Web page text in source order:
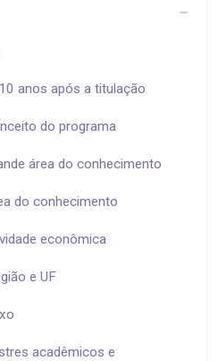
anos após a titulação
do programa
área do conhecimento
do conhecimento
econômica
e UF
acadêmicos e